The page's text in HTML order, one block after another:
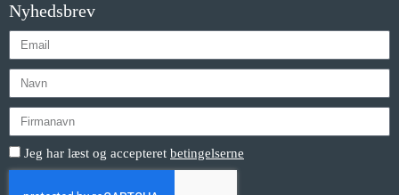
Nyhedsbrev
Jeg har læst og accepteret betingelserne